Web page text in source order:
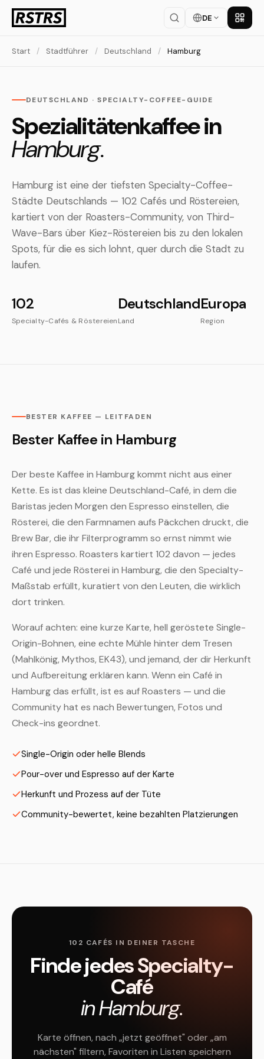
DE App
Start / Stadtführer / Deutschland / Hamburg
DEUTSCHLAND · SPECIALTY-COFFEE-GUIDE
Spezialitätenkaffee in
Hamburg.
Hamburg ist eine der tiefsten Specialty-Coffee-
Städte Deutschlands — 102 Cafés und Röstereien,
kartiert von der Roasters-Community, von Third-
Wave-Bars über Kiez-Röstereien bis zu den lokalen
Spots, für die es sich lohnt, quer durch die Stadt zu
laufen.
102
Specialty-Cafés & Röstereien
Deutschland
Land
Europa
Region
BESTER KAFFEE — LEITFADEN
Bester Kaffee in Hamburg
Der beste Kaffee in Hamburg kommt nicht aus einer
Kette. Es ist das kleine Deutschland-Café, in dem die
Baristas jeden Morgen den Espresso einstellen, die
Rösterei, die den Farmnamen aufs Päckchen druckt, die
Brew Bar, die ihr Filterprogramm so ernst nimmt wie
ihren Espresso. Roasters kartiert 102 davon — jedes
Café und jede Rösterei in Hamburg, die den Specialty-
Maßstab erfüllt, kuratiert von den Leuten, die wirklich
dort trinken.
Worauf achten: eine kurze Karte, hell geröstete Single-
Origin-Bohnen, eine echte Mühle hinter dem Tresen
(Mahlkönig, Mythos, EK43), und jemand, der dir Herkunft
und Aufbereitung erklären kann. Wenn ein Café in
Hamburg das erfüllt, ist es auf Roasters — und die
Community hat es nach Bewertungen, Fotos und
Check-ins geordnet.
Single-Origin oder helle Blends
Pour-over und Espresso auf der Karte
Herkunft und Prozess auf der Tüte
Community-bewertet, keine bezahlten Platzierungen
102 CAFÉS IN DEINER TASCHE
Finde jedes Specialty-
Café
in Hamburg.
Karte öffnen, nach „jetzt geöffnet" oder „am
nächsten" filtern, Favoriten in Listen speichern